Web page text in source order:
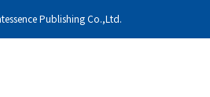
Publishing Co.,Ltd.